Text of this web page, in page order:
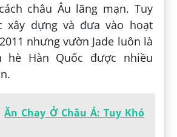
châu Âu lãng mạn. Tuy
xây dựng và đưa vào hoạt
nhưng vườn Jade luôn là
hè Hàn Quốc được nhiều
Ăn Chay Ở Châu Á: Tuy Khó